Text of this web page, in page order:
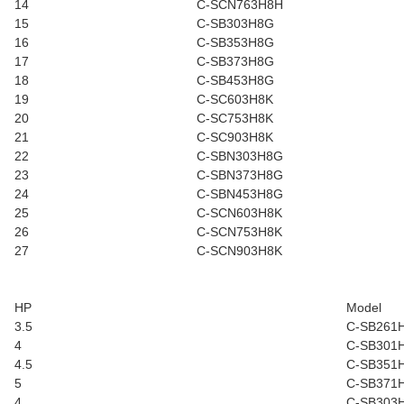
14
C-SCN763H8H
15
C-SB303H8G
16
C-SB353H8G
17
C-SB373H8G
18
C-SB453H8G
19
C-SC603H8K
20
C-SC753H8K
21
C-SC903H8K
22
C-SBN303H8G
23
C-SBN373H8G
24
C-SBN453H8G
25
C-SCN603H8K
26
C-SCN753H8K
27
C-SCN903H8K
HP
Model
3.5
C-
4
C-
4.5
C-
5
C-